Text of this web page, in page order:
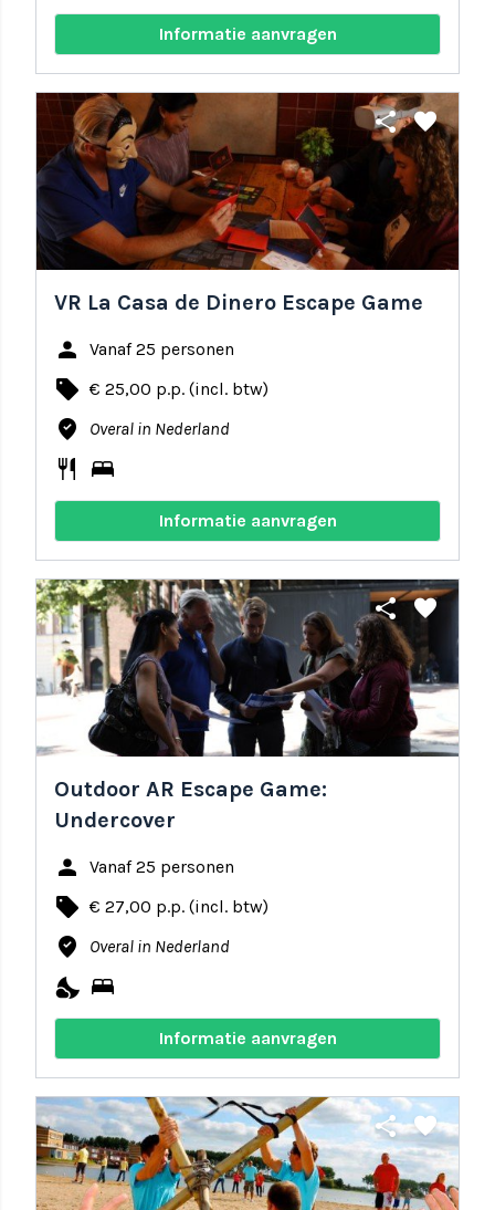
Informatie aanvragen
share favorite
VR La Casa de Dinero Escape Game
person Vanaf 25 personen
local_offer € 25,00 p.p. (incl. btw)
where_to_vote Overal in Nederland
restaurant bed
Informatie aanvragen
share favorite
Outdoor AR Escape Game:
Undercover
person Vanaf 25 personen
local_offer € 27,00 p.p. (incl. btw)
where_to_vote Overal in Nederland
nights_stay bed
Informatie aanvragen
share favorite